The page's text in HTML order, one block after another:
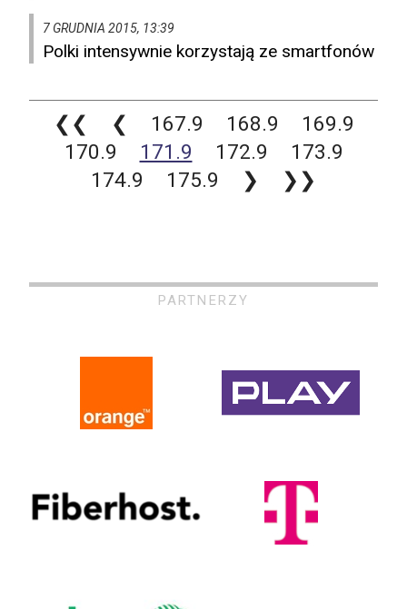
7 GRUDNIA 2015, 13:39
Polki intensywnie korzystają ze smartfonów
❮❮ ❮ 167.9 168.9
169.9
170.9
171.9 172.9
173.9
174.9
175.9 ❯ ❯❯
PARTNERZY